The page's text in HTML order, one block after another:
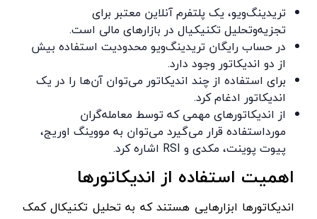
تریدینگ‌ویو، یک پلتفرم آنلاین معتبر برای
تجزیه‌وتحلیل تکنیکیال در بازارهای مالی است.
در حساب رایگان تریدینگ‌ویو محدودیت استفاده بیش
از دو اندیکاتور وجود دارد.
برای استفاده از چند اندیکاتور می‌توان آن‌ها را در یک
اندیکاتور ادغام کرد.
از اندیکاتورهای مهمی که توسط معامله‌گران
مورداستفاده قرار می‌گیرد می‌توان به مووینگ اوریج،
پیوت پوینت، مکدی و RSI اشاره کرد.
اهمیت استفاده از اندیکاتورها
اندیکاتورها ابزارهایی هستند که به تحلیل تکنیکال کمک